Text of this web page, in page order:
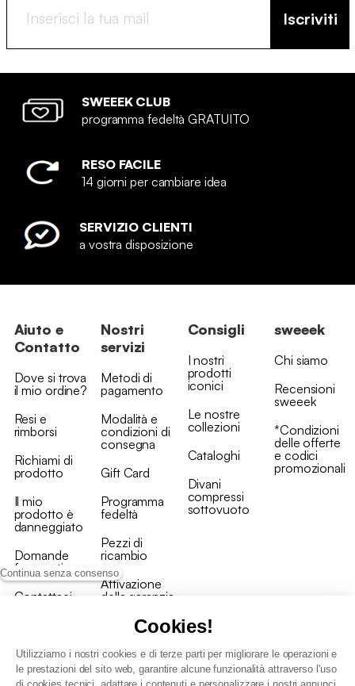
Continua senza consenso
Cookies!
Utilizziamo i nostri cookies e di terze parti per migliorare le operazioni e
le prestazioni del sito web, garantire alcune funzionalità attraverso l'uso
Iscriviti
SWEEEK CLUB
programma fedeltà GRATUITO
RESO FACILE
14 giorni per cambiare idea
SERVIZIO CLIENTI
a vostra disposizione
Aiuto e
Contatto
Dove si trova
il mio ordine?
Resi e
rimborsi
Richiami di
prodotto
Il mio
prodotto è
danneggiato
Domande
frequenti
Contattaci
Nostri
servizi
Metodi di
pagamento
Modalità e
condizioni di
consegna
Gift Card
Programma
fedeltà
Pezzi di
ricambio
Attivazione
della garanzia
Consigli
I nostri
prodotti
iconici
Le nostre
collezioni
Cataloghi
Divani
compressi
sottovuoto
sweeek
Chi siamo
Recensioni
sweeek
*Condizioni
delle offerte
e codici
promozionali